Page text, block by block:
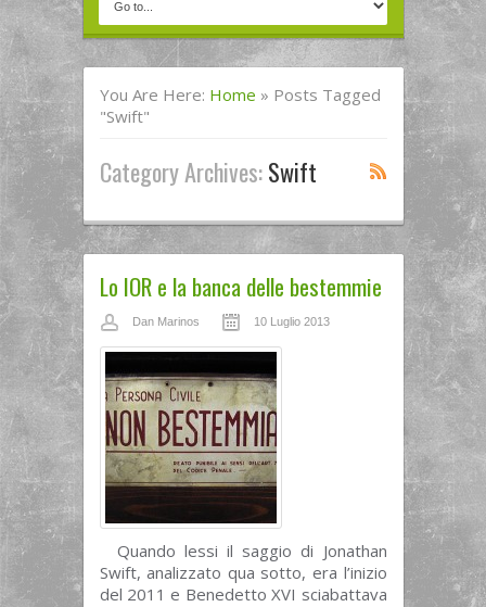
You Are Here: Home » Posts Tagged
"Swift"
Category Archives:Swift
Lo IOR e la banca delle bestemmie
Dan Marinos 10 Luglio 2013
Quando lessi il saggio di Jonathan
Swift, analizzato qua sotto, era l’inizio
del 2011 e Benedetto XVI sciabattava